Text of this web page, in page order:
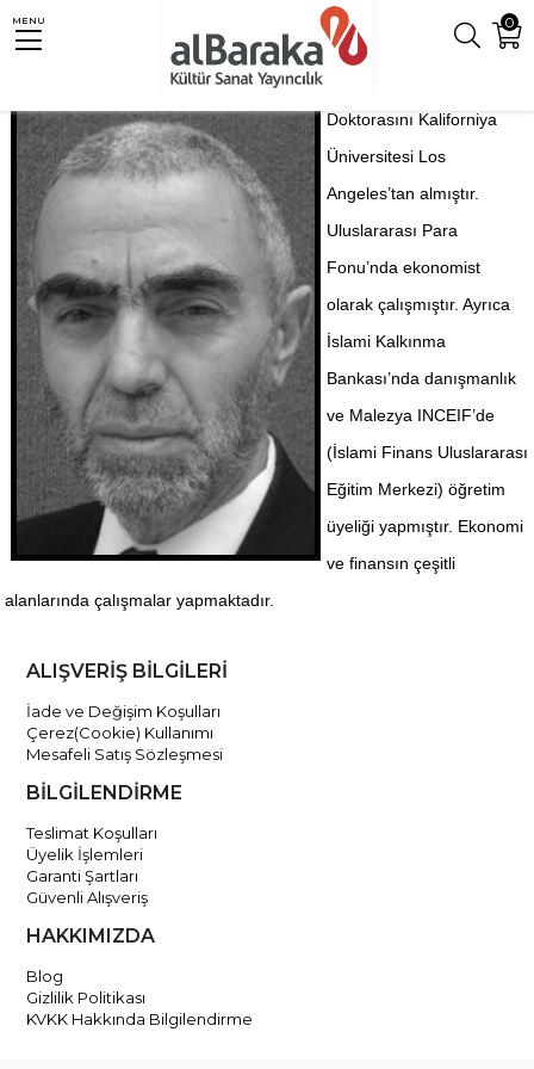
0
MENU
Doktorasını Kaliforniya
Üniversitesi Los
Angeles’tan almıştır.
Uluslararası Para
Fonu’nda ekonomist
olarak çalışmıştır. Ayrıca
İslami Kalkınma
Bankası’nda danışmanlık
ve Malezya INCEIF’de
(İslami Finans Uluslararası
Eğitim Merkezi) öğretim
üyeliği yapmıştır. Ekonomi
ve finansın çeşitli
alanlarında çalışmalar yapmaktadır.
ALIŞVERİŞ BİLGİLERİ
İade ve Değişim Koşulları
Çerez(Cookie) Kullanımı
Mesafeli Satış Sözleşmesi
BİLGİLENDİRME
Teslimat Koşulları
Üyelik İşlemleri
Garanti Şartları
Güvenli Alışveriş
HAKKIMIZDA
Blog
Gizlilik Politikası
KVKK Hakkında Bilgilendirme